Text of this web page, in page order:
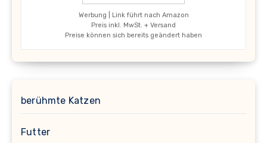
Werbung | Link führt nach Amazon
Preis inkl. MwSt. + Versand
Preise können sich bereits geändert haben
berühmte Katzen
Futter